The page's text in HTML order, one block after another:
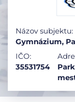
Názov subjektu:
Gymnázium,
IČO:
35531754